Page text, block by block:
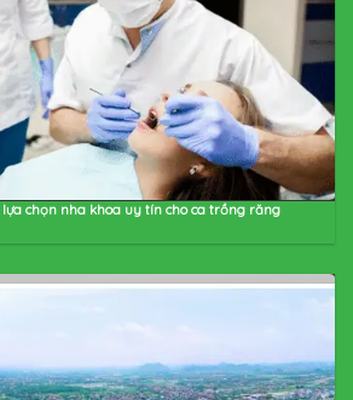
chọn nha khoa uy tín cho ca trồng răng